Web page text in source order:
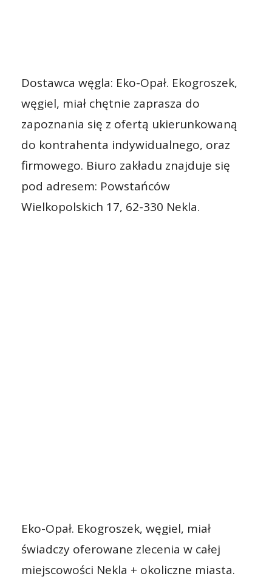
Dostawca węgla: Eko-Opał. Ekogroszek,
węgiel, miał chętnie zaprasza do
zapoznania się z ofertą ukierunkowaną
do kontrahenta indywidualnego, oraz
firmowego. Biuro zakładu znajduje się
pod adresem: Powstańców
Wielkopolskich 17, 62-330 Nekla.
Eko-Opał. Ekogroszek, węgiel, miał
świadczy oferowane zlecenia w całej
miejscowości Nekla + okoliczne miasta.